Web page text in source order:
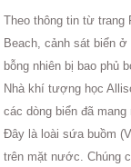
Theo thông tin từ trang
Beach, cảnh sát biển
bỗng nhiên bị bao phủ
Nhà khí tượng học
các dòng biển đã
Đây là loài sứa buồm
trên mặt nước. Chúng